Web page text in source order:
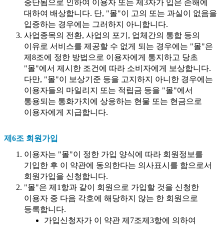
중단됨으로 인하여 이용자 또는 제3자가 입은 손해에
대하여 배상합니다. 단, "몰"이 고의 또는 과실이 없음을
입증하는 경우에는 그러하지 아니합니다.
사업종목의 전환, 사업의 포기, 업체간의 통합 등의
이유로 서비스를 제공할 수 없게 되는 경우에는 "몰"은
제8조에 정한 방법으로 이용자에게 통지하고 당초
"몰"에서 제시한 조건에 따라 소비자에게 보상합니다.
다만, "몰"이 보상기준 등을 고지하지 아니한 경우에는
이용자들의 마일리지 또는 적립금 등을 "몰"에서
통용되는 통화가치에 상응하는 현물 또는 현금으로
이용자에게 지급합니다.
제6조 회원가입
이용자는 "몰"이 정한 가입 양식에 따라 회원정보를
기입한 후 이 약관에 동의한다는 의사표시를 함으로서
회원가입을 신청합니다.
"몰"은 제1항과 같이 회원으로 가입할 것을 신청한
이용자 중 다음 각호에 해당하지 않는 한 회원으로
등록합니다.
가입신청자가 이 약관 제7조제3항에 의하여